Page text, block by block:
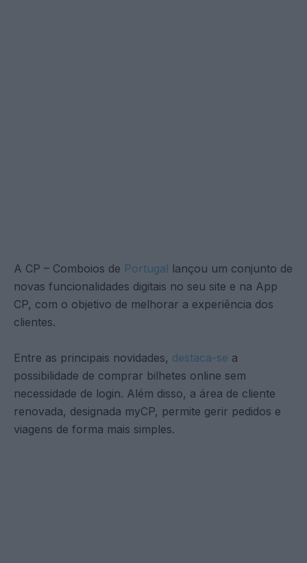
A CP – Comboios de Portugal lançou um conjunto de
novas funcionalidades digitais no seu site e na App
CP, com o objetivo de melhorar a experiência dos
clientes.
Entre as principais novidades, destaca-se a
possibilidade de comprar bilhetes online sem
necessidade de login. Além disso, a área de cliente
renovada, designada myCP, permite gerir pedidos e
viagens de forma mais simples.